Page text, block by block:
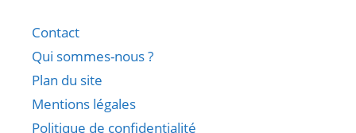
Contact
Qui sommes-nous ?
Plan du site
Mentions légales
Politique de confidentialité